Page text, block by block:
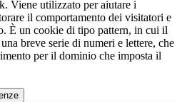
Viene utilizzato per aiutare i
il comportamento dei visitatori e
È un cookie di tipo pattern, in cui il
breve serie di numeri e lettere, che
per il dominio che imposta il